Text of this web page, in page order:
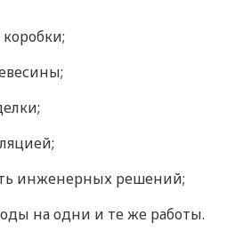
инженерных решений;
на одни и те же работы.